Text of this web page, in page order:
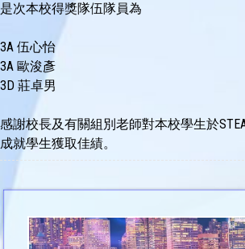
是次本校得獎隊伍隊員為
3A 伍心怡
3A 歐浚彥
3D 莊卓男
感謝校長及有關組別老師對本校學生於
成就學生獲取佳績。